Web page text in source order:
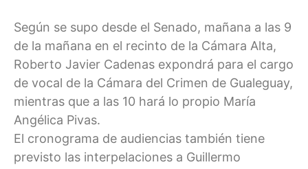
Según se supo desde el Senado, mañana a las 9
de la mañana en el recinto de la Cámara Alta,
Roberto Javier Cadenas expondrá para el cargo
de vocal de la Cámara del Crimen de Gualeguay,
mientras que a las 10 hará lo propio María
Angélica Pivas.
El cronograma de audiencias también tiene
previsto las interpelaciones a Guillermo